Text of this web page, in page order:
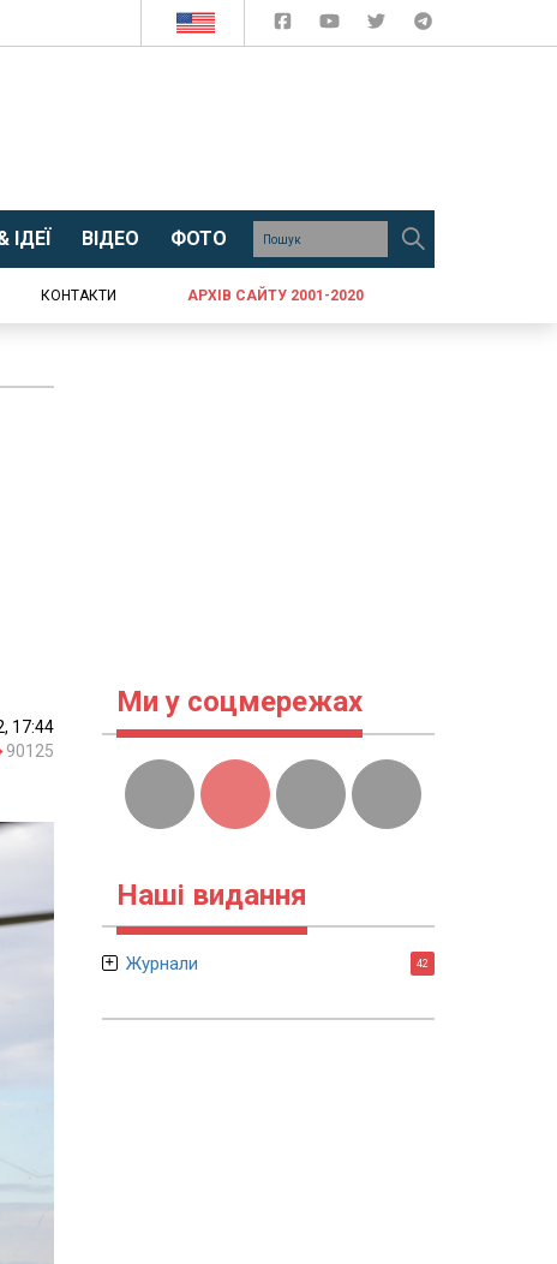
ІДЕЇ ВІДЕО ФОТО
КОНТАКТИ АРХІВ САЙТУ 2001-2020
17:44
90125
Ми у соцмережах
Наші видання
Журнали 42